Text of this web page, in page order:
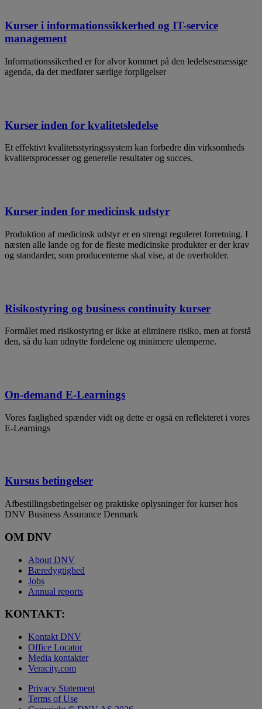
Kurser i informationssikkerhed og IT-service
management
Informationssikerhed er for alvor kommet på den ledelsesmæssige
agenda, da det medfører særlige forpligelser
Kurser inden for kvalitetsledelse
Et effektivt kvalitetsstyringssystem kan forbedre din virksomheds
kvalitetsprocesser og generelle resultater og succes.
Kurser inden for medicinsk udstyr
Produktion af medicinsk udstyr er en strengt reguleret forretning. I
næsten alle lande og for de fleste medicinske produkter er der krav
og standarder, som producenterne skal vise, at de overholder.
Risikostyring og business continuity kurser
Formålet med risikostyring er ikke at eliminere risiko, men at forstå
den, så du kan udnytte fordelene og minimere ulemperne.
On-demand E-Learnings
Vores faglighed spænder vidt og dette er også en reflekteret i vores
E-Learnings
Kursus betingelser
Afbestillingsbetingelser og praktiske oplysninger for kurser hos
DNV Business Assurance Denmark
OM DNV
About DNV
Bæredygtighed
Jobs
Annual reports
KONTAKT:
Kontakt DNV
Office Locator
Media kontakter
Veracity.com
Privacy Statement
Terms of Use